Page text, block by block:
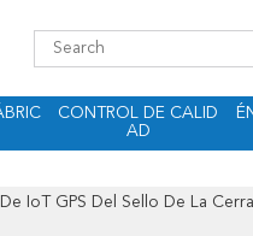
CONTROL DE CALID
AD
De IoT GPS Del Sello De La